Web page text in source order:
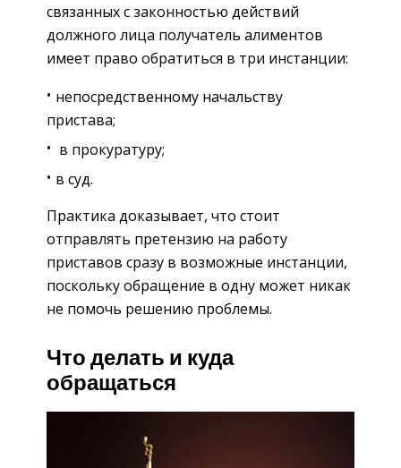
связанных с законностью действий
должного лица получатель алиментов
имеет право обратиться в три инстанции:
непосредственному начальству
пристава;
в прокуратуру;
в суд.
Практика доказывает, что стоит
отправлять претензию на работу
приставов сразу в возможные инстанции,
поскольку обращение в одну может никак
не помочь решению проблемы.
Что делать и куда
обращаться